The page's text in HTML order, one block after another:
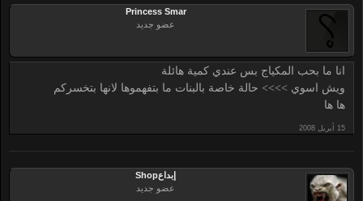
Princess Smar
عضو جديد
انا ما بحب المكياج بس عندي كمية هائلة
ويش اسوي >>>> حالة خاصة بالبنات ما بتفهموها لانها بتخسركم
ها ها
إبداعShop
عضو جديد